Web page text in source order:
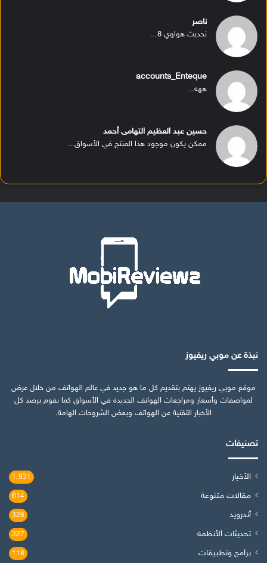
ناصر
تحديث هواوي 8...
accounts_Enteque
ههه...
حسين عبد العظيم التهامى أحمد
ممكن يكون موجود هذا المنتج في الأسواق...
نبذة عن موبي ريفيوز
موقع موبي ريفيوز يهتم بتقديم كل ما هو جديد في عالم الهواتف من خلال عرض
لمواصفات وأسعار ومراجعات الهواتف الجديدة في الأسواق كما نقوم برصد كل
الأخبار التقنية عن الهواتف وبعض الشروحات الهامة.
تصنيفات
الأخبار 1٬931
مقالات متنوعة 614
أندرويد 328
تحديثات الأنظمة 327
برامج وتطبيقات 118